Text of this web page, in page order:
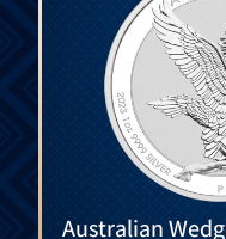
Australian